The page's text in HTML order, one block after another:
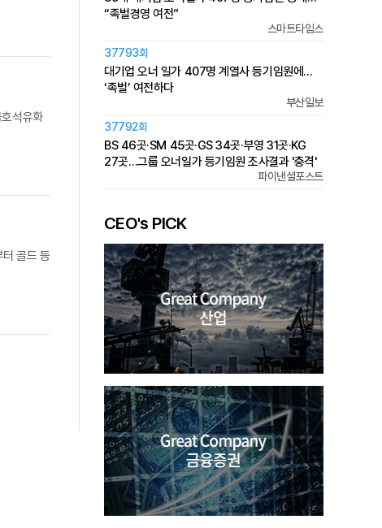
석유화
터 골드 등
“족벌경영 여전”
스마트타임스
37793회
대기업 오너 일가 407명 계열사 등기임원에…
‘족벌’ 여전하다
부산일보
37792회
BS 46곳·SM 45곳·GS 34곳·부영 31곳·KG
27곳…그룹 오너일가 등기임원 조사결과 '충격'
파이낸셜포스트
CEO's PICK